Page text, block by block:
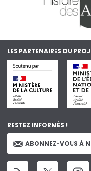
LES PARTENAIRES DU
RESTEZ INFORMÉS !
ABONNEZ-VOUS À